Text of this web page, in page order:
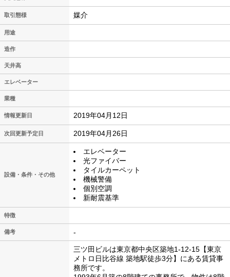
取引態様 媒介
用途
造作
天井高
エレベーター
業種
情報更新日 2019年04月12日
次回更新予定日 2019年04月26日
設備・条件・その他
エレベーター
光ファイバー
タイルカーペット
機械警備
個別空調
新耐震基準
特徴
備考 -
三ツ田ビルは東京都中央区築地1-12-15【東京
メトロ日比谷線 築地駅徒歩3分】にある賃貸事
務所です。